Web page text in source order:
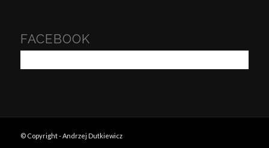
FACEBOOK
© Copyright - Andrzej Dutkiewicz